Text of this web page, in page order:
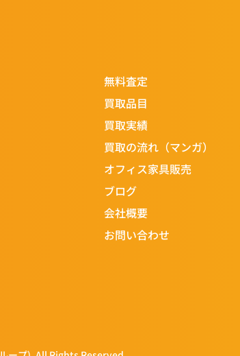
無料査定
買取品目
買取実績
買取の流れ（マンガ）
オフィス家具販売
ブログ
会社概要
お問い合わせ